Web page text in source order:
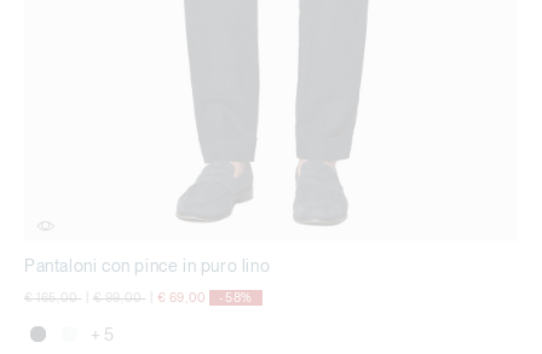
Pantaloni con pince in puro lino
Price reduced from
€ 165,00to Price reduced from
€ 99,00to € 69,00 -58%
+ 5